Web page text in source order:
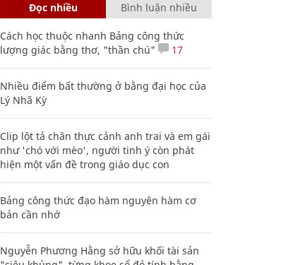
Đọc nhiều Bình luận nhiều
Cách học thuộc nhanh Bảng công thức
lượng giác bằng thơ, "thần chú"
17
Nhiều điểm bất thường ở bằng đại học của
Lý Nhã Kỳ
Clip lột tả chân thực cảnh anh trai và em gái
như 'chó với mèo', người tinh ý còn phát
hiện một vấn đề trong giáo dục con
Bảng công thức đạo hàm nguyên hàm cơ
bản cần nhớ
Nguyễn Phương Hằng sở hữu khối tài sản